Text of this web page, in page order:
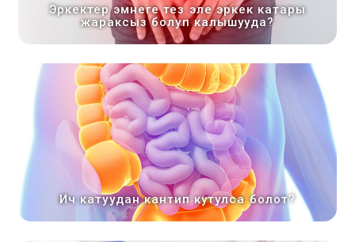
Эркектер эмнеге тез эле эркек катары
жараксыз болуп калышууда?
Ич катуудан кантип кутулса болот?